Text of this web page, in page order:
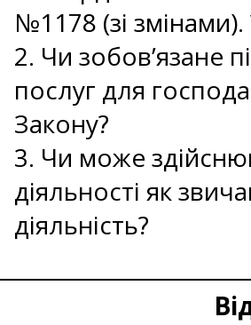
№1178 (зі змінами).
2. Чи зобов’язане
послуг для
Закону?
3. Чи може
діяльності як
діяльність?